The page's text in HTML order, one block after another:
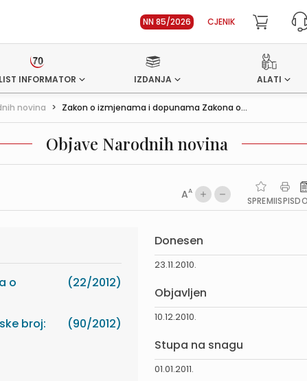
NN 85/2026 CJENIK
LIST INFORMATOR IZDANJA ALATI
novina > Zakon o izmjenama i dopunama Zakona o...
Objave Narodnih novina
AA
SPREMIISPIS
o
(22/2012)
broj:
(90/2012)
Donesen
23.11.2010.
Objavljen
10.12.2010.
Stupa na snagu
01.01.2011.